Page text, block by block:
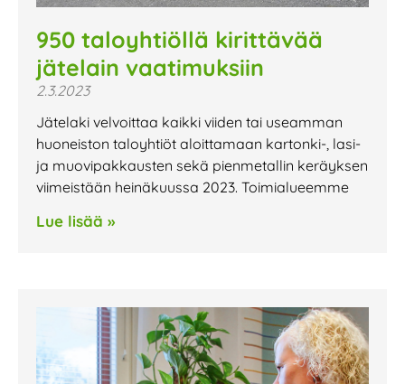
950 taloyhtiöllä kirittävää
jätelain vaatimuksiin
2.3.2023
Jätelaki velvoittaa kaikki viiden tai useamman
huoneiston taloyhtiöt aloittamaan kartonki-, lasi-
ja muovipakkausten sekä pienmetallin keräyksen
viimeistään heinäkuussa 2023. Toimialueemme
Lue lisää »